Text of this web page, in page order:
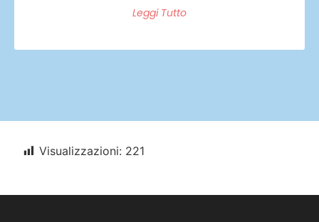
Leggi Tutto
Visualizzazioni: 221